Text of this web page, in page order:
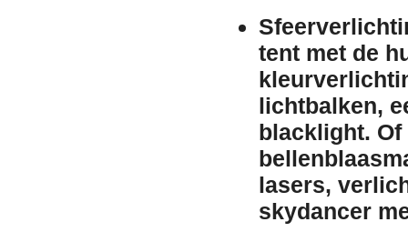
tent met de
lichtbalken,
blacklight.
lasers,
skydancer